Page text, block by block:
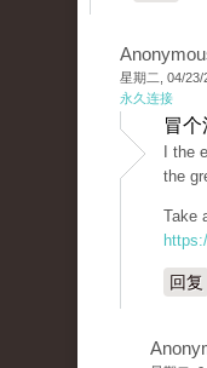
星期二, 04/23/
永久连接
冒
I the
the
Take
回复